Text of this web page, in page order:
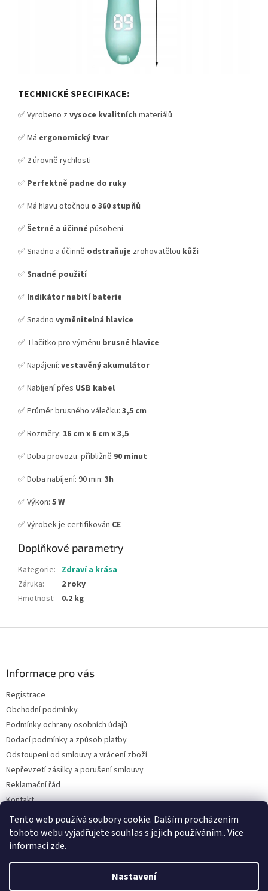
Tento web používá soubory cookie. Dalším procházením
tohoto webu vyjadřujete souhlas s jejich používáním.. Více
informacízde.
Nastavení
TECHNICKÉ SPECIFIKACE:
✅ Vyrobeno z vysoce kvalitních materiálů
✅ Má ergonomický tvar
✅ 2 úrovně rychlosti
✅ Perfektně padne do ruky
✅ Má hlavu otočnou o 360 stupňů
✅Šetrné a účinné působení
✅ Snadno a účinně odstraňuje zrohovatělou kůži
✅Snadné použití
✅ Indikátor nabití baterie
✅ Snadno vyměnitelná hlavice
✅ Tlačítko pro výměnu brusné hlavice
✅ Napájení: vestavěný akumulátor
✅ Nabíjení přes USB kabel
✅ Průměr brusného válečku: 3,5 cm
✅ Rozměry: 16 cm x 6 cm x 3,5
✅ Doba provozu: přibližně 90 minut
✅ Doba nabíjení: 90 min: 3h
✅ Výkon: 5 W
✅ Výrobek je certifikován CE
Doplňkové parametry
Kategorie: Zdraví a krása
Záruka:
2 roky
Hmotnost: 0.2 kg
Informace pro vás
Registrace
Obchodní podmínky
Podmínky ochrany osobních údajů
Dodací podmínky a způsob platby
Odstoupení od smlouvy a vrácení zboží
Nepřevzetí zásilky a porušení smlouvy
Reklamační řád
Kontakt
Napište nám